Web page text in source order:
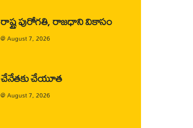
రాష్ట్ర పురోగతి, రాజధాని వికాసం
@August 7, 2026
చేనేతకు చేయూత
@August 7, 2026